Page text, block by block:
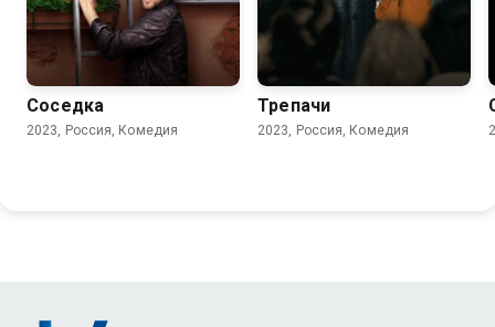
6.3
Соседка
2023, Россия, Комедия
7.4
Трепачи
2023, Россия, Комедия